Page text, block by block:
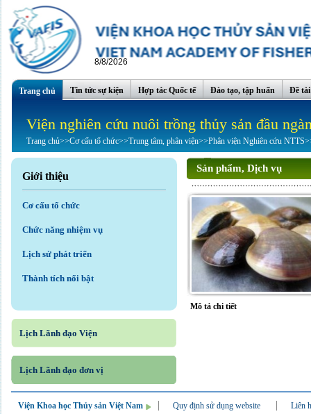
8/8/2026
Trang chủ Tin tức sự kiện Hợp tác Quốc tế Đào tạo, tập huấn Đề
Viện nghiên cứu nuôi trồng thủy sản đầu
Trang chủ>>Cơ cấu tổ chức>>Trung tâm, phân viện>>Phân viện Nghiên cứu NTTS
Giới thiệu
Cơ cấu tổ chức
Chức năng nhiệm vụ
Lịch sử phát triển
Thành tích nổi bật
Lịch Lãnh đạo Viện
Lịch Lãnh đạo đơn vị
Sản phẩm, Dịch vụ
Mô tả chi tiết
Viện Khoa học Thủy sản Việt Nam Quy định sử dụng website
Liên